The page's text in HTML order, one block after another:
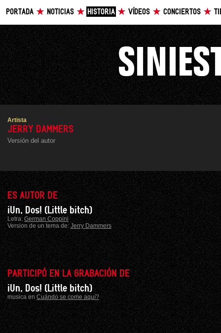
PORTADA NOTICIAS HISTORIA VÍDEOS CONCIERTOS
Artista
JERRY DAMMERS
Versión del autor
ES AUTOR DE
¡Un, Dos! (Little bitch)
Letra:German Coppini
Version de un tema de:Jerry Dammers
PARTICIPÓ EN LA GRABACIÓN DE
¡Un, Dos! (Little bitch)
musica enCuándo se come aquí?